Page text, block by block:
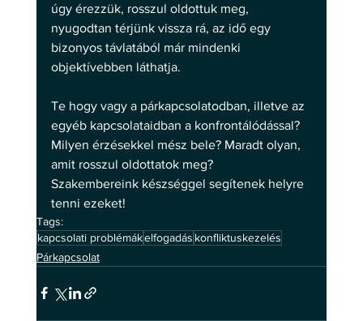
úgy érezzük, rosszul oldottuk meg,
nyugodtan térjünk vissza rá, az idő egy
bizonyos távlatából már mindenki
objektívebben láthatja.
Te hogy vagy a párkapcsolatodban, illetve az
egyéb kapcsolataidban a konfrontálódással?
Milyen érzésekkel mész bele? Maradt olyan,
amit rosszul oldottatok meg?
Szakembereink készséggel segítenek helyre
tenni ezeket!
Tags:
kapcsolati problémákelfogadás konfliktuskezelés
Párkapcsolat